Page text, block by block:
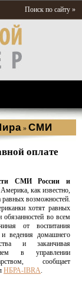
Поиск по сайту »
» СМИ
оплате
СМИ России и
как известно,
равных возможностей.
хотят равных
обязанностей во всем
от воспитания
и ведения домашнего
и заканчивая
в управлении
сообщает
НБРА-IBRA.